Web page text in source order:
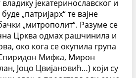
јекатеринославског и
„патријарх“ те вајне
„митрополит“. Разуме се
Црква одмах рашчинила и
око кога се окупила група
Мифка, Мирон
Јоцо Цвијановић…) који су